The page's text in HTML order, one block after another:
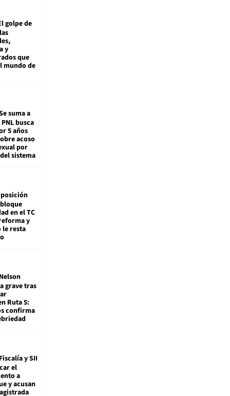
golpe de
y
que
mundo de
suma a
busca
5 años
acoso
por
sistema
en el TC
y
resta
Nelson
grave tras
Ruta 5:
confirma
Fiscalía y SII
el
a
y acusan